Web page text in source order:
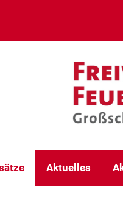
Aktuelles